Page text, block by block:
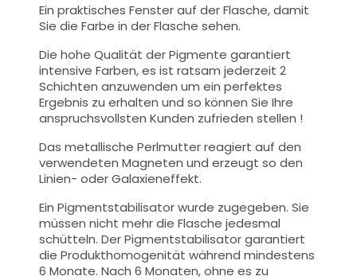
Ein praktisches Fenster auf der Flasche, damit
Sie die Farbe in der Flasche sehen.
Die hohe Qualität der Pigmente garantiert
intensive Farben, es ist ratsam jederzeit 2
Schichten anzuwenden um ein perfektes
Ergebnis zu erhalten und so können Sie Ihre
anspruchsvollsten Kunden zufrieden stellen !
Das metallische Perlmutter reagiert auf den
verwendeten Magneten und erzeugt so den
Linien- oder Galaxieneffekt.
Ein Pigmentstabilisator wurde zugegeben. Sie
müssen nicht mehr die Flasche jedesmal
schütteln. Der Pigmentstabilisator garantiert
die Produkthomogenität während mindestens
6 Monate. Nach 6 Monaten, ohne es zu